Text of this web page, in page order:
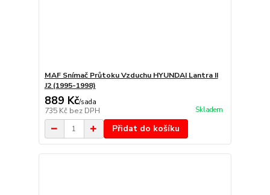
MAF Snímač Průtoku Vzduchu HYUNDAI Lantra II
J2 (1995-1998)
889 Kč/sada
735 Kč bez DPH Skladem
Přidat do košíku